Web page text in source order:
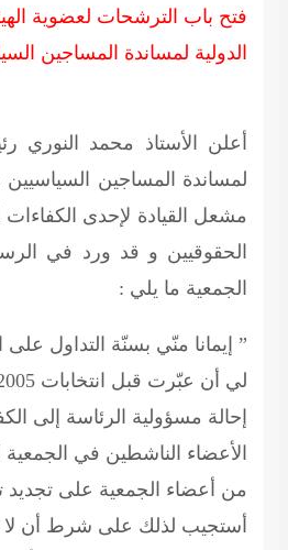
فتح باب الترشحات لعضوية
الدولية لمساندة المساجين
أعلن الأستاذ محمد النوري
لمساندة المساجين
مشعل القيادة لإحدى
الحقوقيين و قد ورد في
الجمعية ما يلي :
” إيمانا منّي بسنّة التداول
إحالة مسؤولية الرئاسة إلى
الأعضاء الناشطين في الجمعية
من أعضاء الجمعية على
أستجيب لذلك على شرط أن